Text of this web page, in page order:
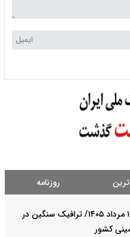
روزنامه
آخرین وضعیت راه‌ها امروز پنجشنبه ۱۵ مرداد ۱۴۰۵/ ترافیک سنگین در
کشور